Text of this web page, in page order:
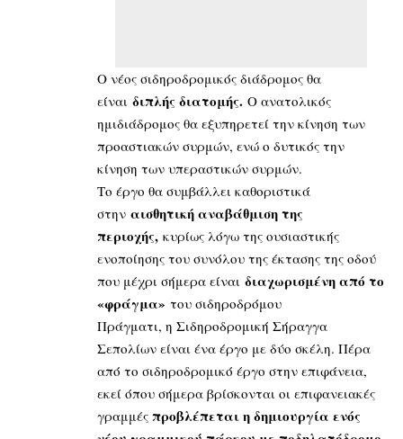
Ο νέος σιδηροδρομικός διάδρομος θα
είναι διπλής διατομής. Ο ανατολικός
ημιδιάδρομος θα εξυπηρετεί την κίνηση των
προαστιακών συρμών, ενώ ο δυτικός την
κίνηση των υπεραστικών συρμών.
Το έργο θα συμβάλλει καθοριστικά
στην αισθητική αναβάθμιση της
περιοχής, κυρίως λόγω της ουσιαστικής
ενοποίησης του συνόλου της έκτασης της οδού
που μέχρι σήμερα είναι διαχωρισμένη από το
«φράγμα» του σιδηροδρόμου
Πράγματι, η Σιδηροδρομική Σήραγγα
Σεπολίων είναι ένα έργο με δύο σκέλη. Πέρα
από το σιδηροδρομικό έργο στην επιφάνεια,
εκεί όπου σήμερα βρίσκονται οι επιφανειακές
γραμμές προβλέπεται η δημιουργία ενός